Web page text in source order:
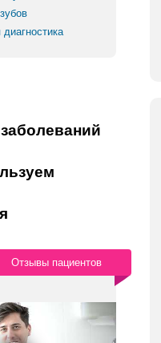
Отзывы пациентов